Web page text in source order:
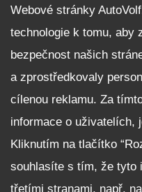
Fleet
Zásady zpracování
Upozornění pro
Webové stránky
technologie k tomu, aby
bezpečnost našich
a zprostředkovaly
cílenou reklamu. Za
informace o uživatelích,
Kliknutím na tlačítko
souhlasíte s tím, že tyto
třetími stranami, např.